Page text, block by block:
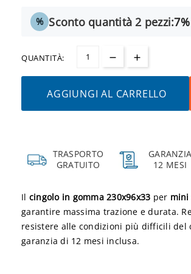
% Sconto quantità 2 pezzi:7%
QUANTITÀ:
AGGIUNGI AL CARRELLO
TRASPORTO
GRATUITO
GARANZIA
12 MESI
Il cingolo in gomma 230x96x33 per mini
garantire massima trazione e durata.
resistere alle condizioni più difficili del
garanzia di 12 mesi inclusa.